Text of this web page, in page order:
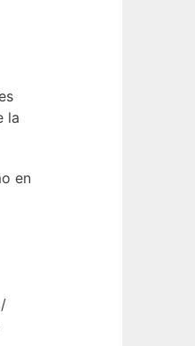
la
en